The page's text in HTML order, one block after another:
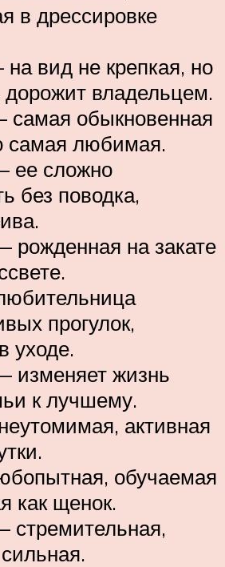
в дрессировке
вид не крепкая, но
дорожит владельцем.
обыкновенная
самая любимая.
сложно
без поводка,
рожденная на закате
прогулок,
уходе.
изменяет жизнь
к лучшему.
активная
обучаемая
как щенок.
стремительная,